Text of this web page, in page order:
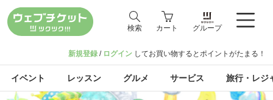
検索 カート グループ
新規登録 / ログイン してお買い物するとポイントがたまる！
イベント レッスン グルメ サービス 旅行・レジ